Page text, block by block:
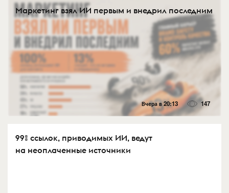
Маркетинг взял ИИ первым и внедрил последним
Вчера в 20:13 147
99% ссылок, приводимых ИИ, ведут
на неоплаченные источники